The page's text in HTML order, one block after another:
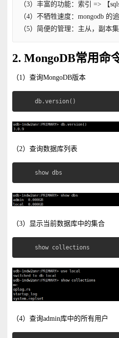
（3）丰富的功能：索引 => 【
（4）不牺牲速度：mongodb
（5）简便的管理：主从，副本
2. MongoDB常用命
（1）查询MongoDB版本
db.version()
（2）查询数据库列表
show dbs
（3）显示当前数据库中的集合
show collections
（4）查询admin库中的所有用户